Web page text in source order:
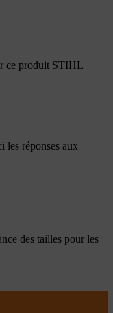
ce produit STIHL
les réponses aux
des tailles pour les